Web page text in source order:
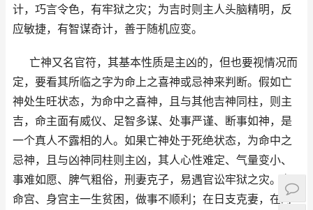
计，巧言令色，有牢狱之灾；为吉时则主人头脑精明，反
应敏捷，有智谋奇计，善于随机应变。
亡神又名官符，其基本性质是主凶的，但也要视情况而
定，要看其所临之字为命上之喜神或忌神来判断。假如亡
神处生旺状态，为命中之喜神，且与其他吉神同柱，则主
吉，命主面有威仪、足智多谋、处事严谨、断事如神，是
一个真人不露相的人。如果亡神处于死绝状态，为命中之
忌神，且与凶神同柱则主凶，其人心性难定、气量变小、
事难如愿、脾气粗俗，刑妻克子，易遇官讼牢狱之灾。在
命宫、身宫主一生贫困，做事不顺利；在日支克妻，在时